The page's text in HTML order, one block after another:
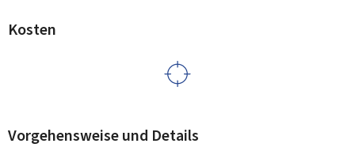
Kosten
Vorgehensweise und Details